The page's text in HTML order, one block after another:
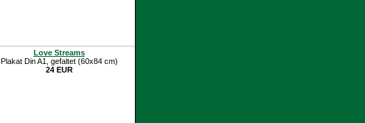
Love Streams
Plakat Din A1, gefaltet (60x84 cm)
24 EUR